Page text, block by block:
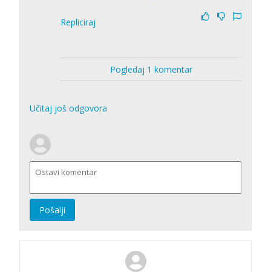
Repliciraj
Pogledaj 1 komentar
Učitaj još odgovora
Pošalji